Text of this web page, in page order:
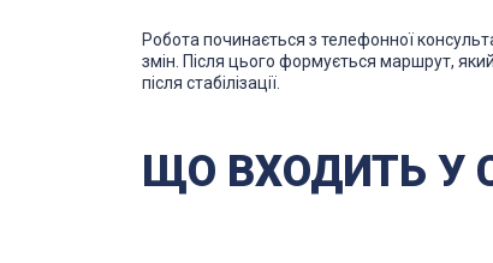
Робота починається з телефонної
змін. Після цього формується маршрут,
після стабілізації.
ЩО ВХОДИТЬ У